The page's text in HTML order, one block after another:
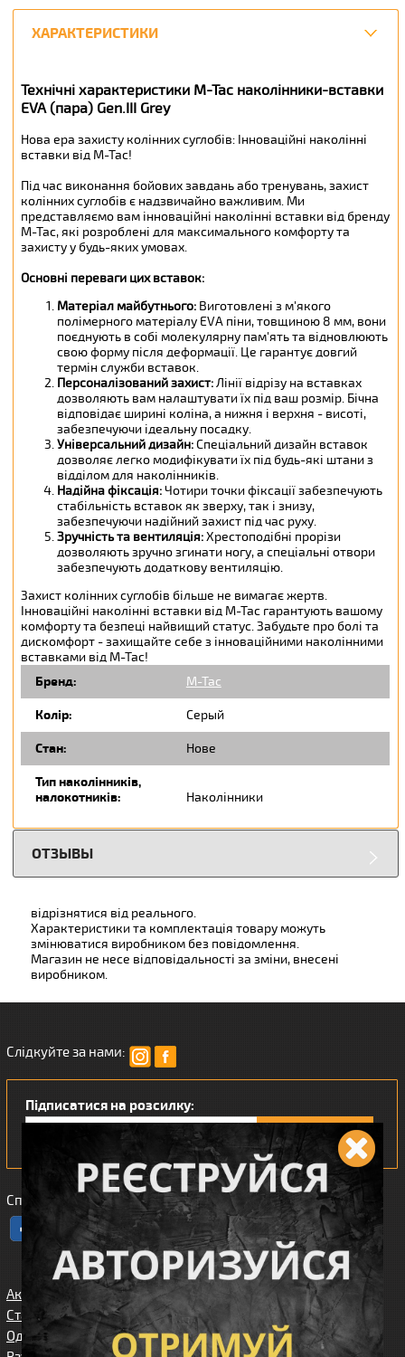
ХАРАКТЕРИСТИКИ
Технічні характеристики M-Tac наколінники-вставки
EVA (пара) Gen.III Grey
Нова ера захисту колінних суглобів: Інноваційні наколінні
вставки від М-Тас!
Під час виконання бойових завдань або тренувань, захист
колінних суглобів є надзвичайно важливим. Ми
представляємо вам інноваційні наколінні вставки від бренду
М-Тас, які розроблені для максимального комфорту та
захисту у будь-яких умовах.
Основні переваги цих вставок:
Матеріал майбутнього: Виготовлені з м'якого
полімерного матеріалу EVA піни, товщиною 8 мм, вони
поєднують в собі молекулярну пам'ять та відновлюють
свою форму після деформації. Це гарантує довгий
термін служби вставок.
Персоналізований захист:Лінії відрізу на вставках
дозволяють вам налаштувати їх під ваш розмір. Бічна
відповідає ширині коліна, а нижня і верхня - висоті,
забезпечуючи ідеальну посадку.
Універсальний дизайн:Спеціальний дизайн вставок
дозволяє легко модифікувати їх під будь-які штани з
відділом для наколінників.
Надійна фіксація:Чотири точки фіксації забезпечують
стабільність вставок як зверху, так і знизу,
забезпечуючи надійний захист під час руху.
Зручність та вентиляція:Хрестоподібні прорізи
дозволяють зручно згинати ногу, а спеціальні отвори
забезпечують додаткову вентиляцію.
Захист колінних суглобів більше не вимагає жертв.
Інноваційні наколінні вставки від М-Тас гарантують вашому
комфорту та безпеці найвищий статус. Забудьте про болі та
дискомфорт - захищайте себе з інноваційними наколінними
вставками від М-Тас!
Бренд:
M-Tac
Колір: Серый
Стан: Нове
Тип наколінників,
налокотників:
Наколінники
ОТЗЫВЫ
відрізнятися від реального.
Характеристики та комплектація товару можуть
змінюватися виробником без повідомлення.
Магазин не несе відповідальності за зміни, внесені
виробником.
Слідкуйте за нами:
Підписатися на розсилку:
Сподобався наш інтернет магазин?
Акції
Статті/огляди
Одяг
Спорядження
Збройові
аксесуари
Доставка та
Про нас
Карта сайта
Угода
користувача